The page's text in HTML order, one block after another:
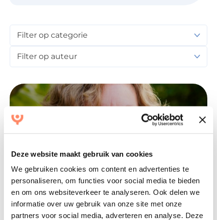
Deze website maakt gebruik van cookies
We gebruiken cookies om content en advertenties te
personaliseren, om functies voor social media te bieden
en om ons websiteverkeer te analyseren. Ook delen we
informatie over uw gebruik van onze site met onze
partners voor social media, adverteren en analyse. Deze
Nieuws
29 juli 26
Auxilium
Medewerker